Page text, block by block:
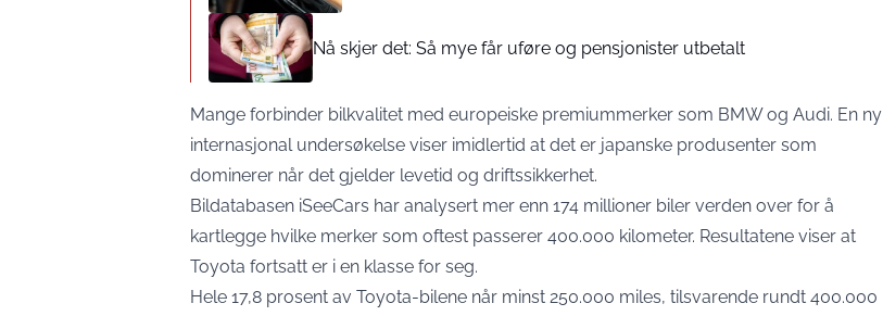
Nå skjer det: Så mye får uføre og pensjonister utbetalt
Mange forbinder bilkvalitet med europeiske premiummerker som BMW og Audi. En ny
internasjonal undersøkelse viser imidlertid at det er japanske produsenter som
dominerer når det gjelder levetid og driftssikkerhet.
Bildatabasen iSeeCars har analysert mer enn 174 millioner biler verden over for å
kartlegge hvilke merker som oftest passerer 400.000 kilometer. Resultatene viser at
Toyota fortsatt er i en klasse for seg.
Hele 17,8 prosent av Toyota-bilene når minst 250.000 miles, tilsvarende rundt 400.000